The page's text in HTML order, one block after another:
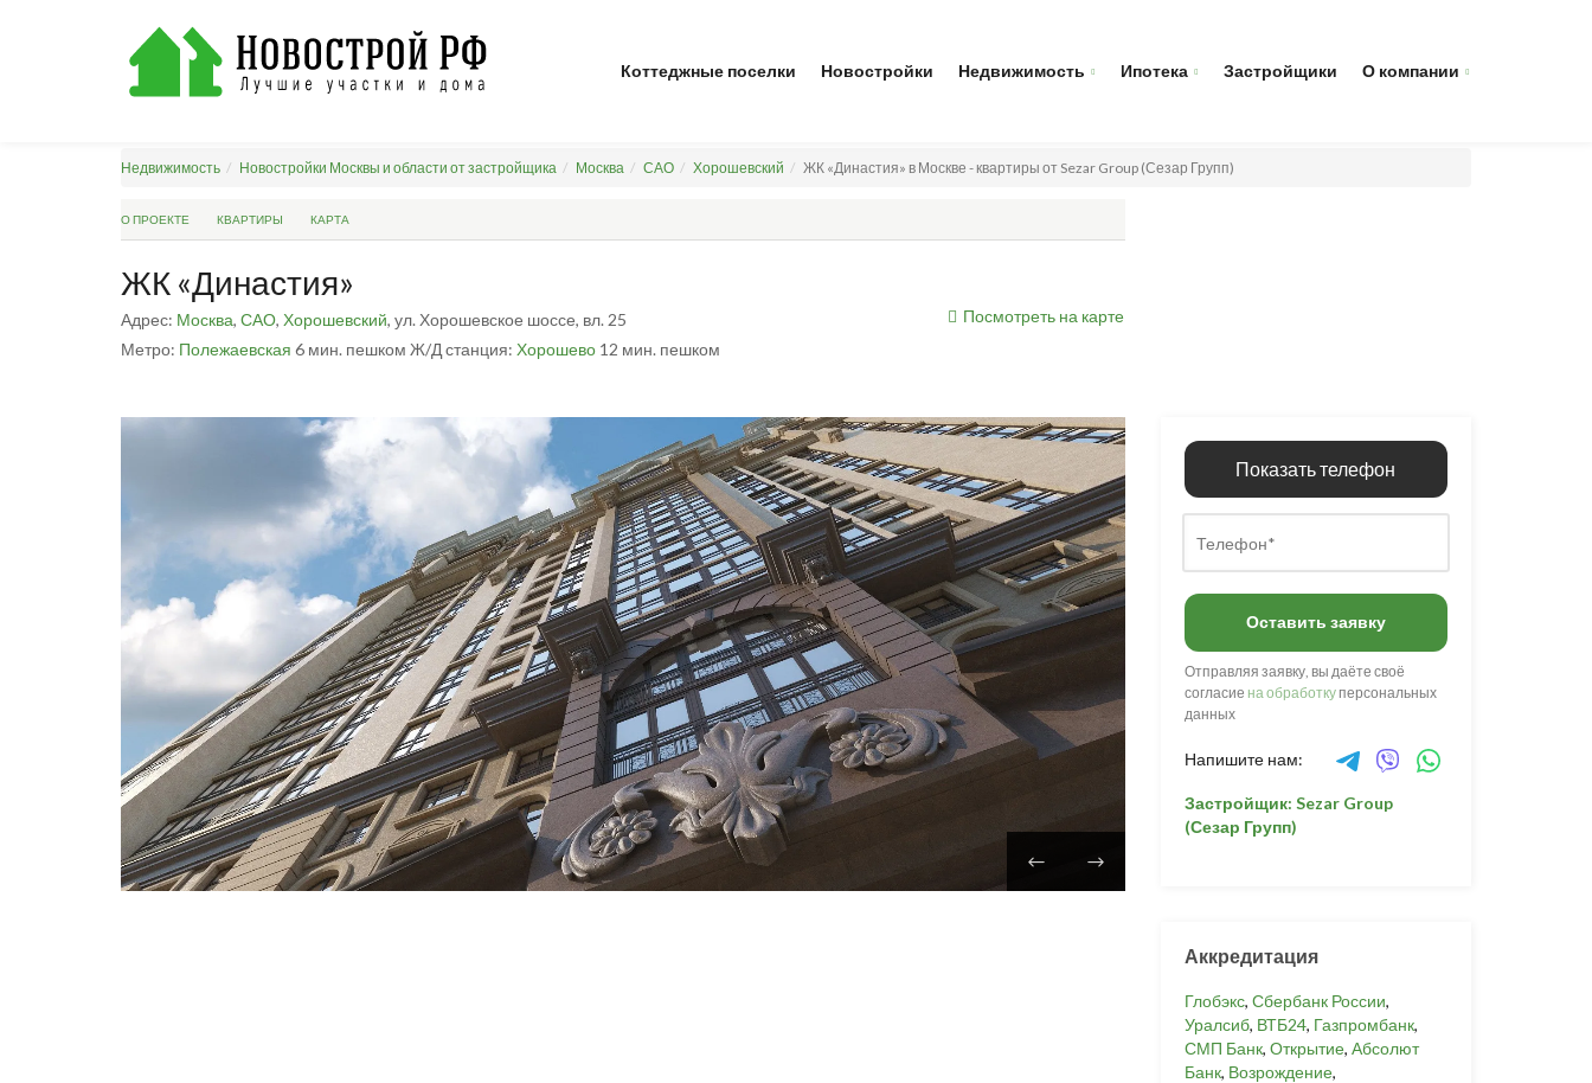
Коттеджные поселки Новостройки Недвижимость Ипотека Застройщики О компании
Недвижимость Новостройки Москвы и области от застройщика Москва САО Хорошевский ЖК «Династия» в Москве - квартиры от Sezar Group (Сезар Групп)
О ПРОЕКТЕ КВАРТИРЫ КАРТА
ЖК «Династия»
Адрес: Москва, САО, Хорошевский, ул. Хорошевское шоссе, вл. 25
Метро: Полежаевская 6 мин. пешком Ж/Д станция: Хорошево 12 мин. пешком
Посмотреть на карте
Показать телефон
Оставить заявку
Отправляя заявку, вы даёте своё
согласие на обработкуперсональных
данных
Напишите нам:
Застройщик: Sezar Group
(Сезар Групп)
Аккредитация
Глобэкс, Сбербанк России,
Уралсиб, ВТБ24, Газпромбанк,
СМП Банк, Открытие, Абсолют
Банк, Возрождение,